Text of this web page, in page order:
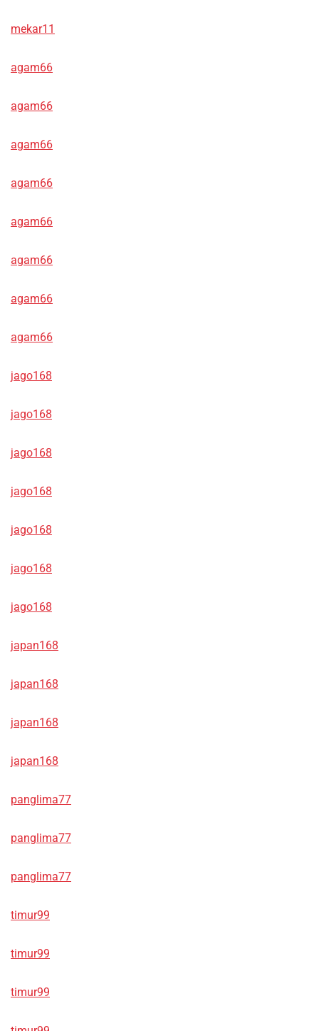
mekar11
agam66
agam66
agam66
agam66
agam66
agam66
agam66
agam66
jago168
jago168
jago168
jago168
jago168
jago168
jago168
japan168
japan168
japan168
japan168
panglima77
panglima77
panglima77
timur99
timur99
timur99